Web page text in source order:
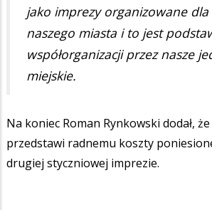
jako imprezy organizowane dla
naszego miasta i to jest
współorganizacji przez nasze
miejskie.
Na koniec Roman Rynkowski dodał,
przedstawi radnemu koszty
drugiej styczniowej imprezie.